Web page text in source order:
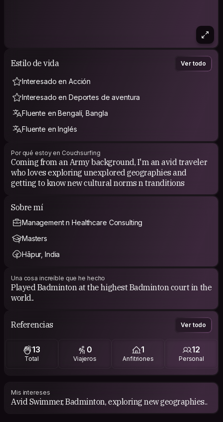
Estilo de vida Ver todo
Interesado en Acción
Interesado en Deportes de aventura
Fluente en Bengalí, Bangla
Fluente en Inglés
Por qué estoy en Couchsurfing
Coming from an Army background, I'm an avid traveler
who loves exploring unexplored geographies and
getting to know new cultural norms n tranditions
Sobre mí
Management n Healthcare Consulting
Masters
Hāpur, India
Una cosa increíble que he hecho
Played Badminton at the highest Badminton court in the
world..
Referencias Ver todo
13
Total
0
Viajeros
1
Anfitriones
12
Personal
Mis intereses
Avid Swimmer, Badminton, exploring new geographies..